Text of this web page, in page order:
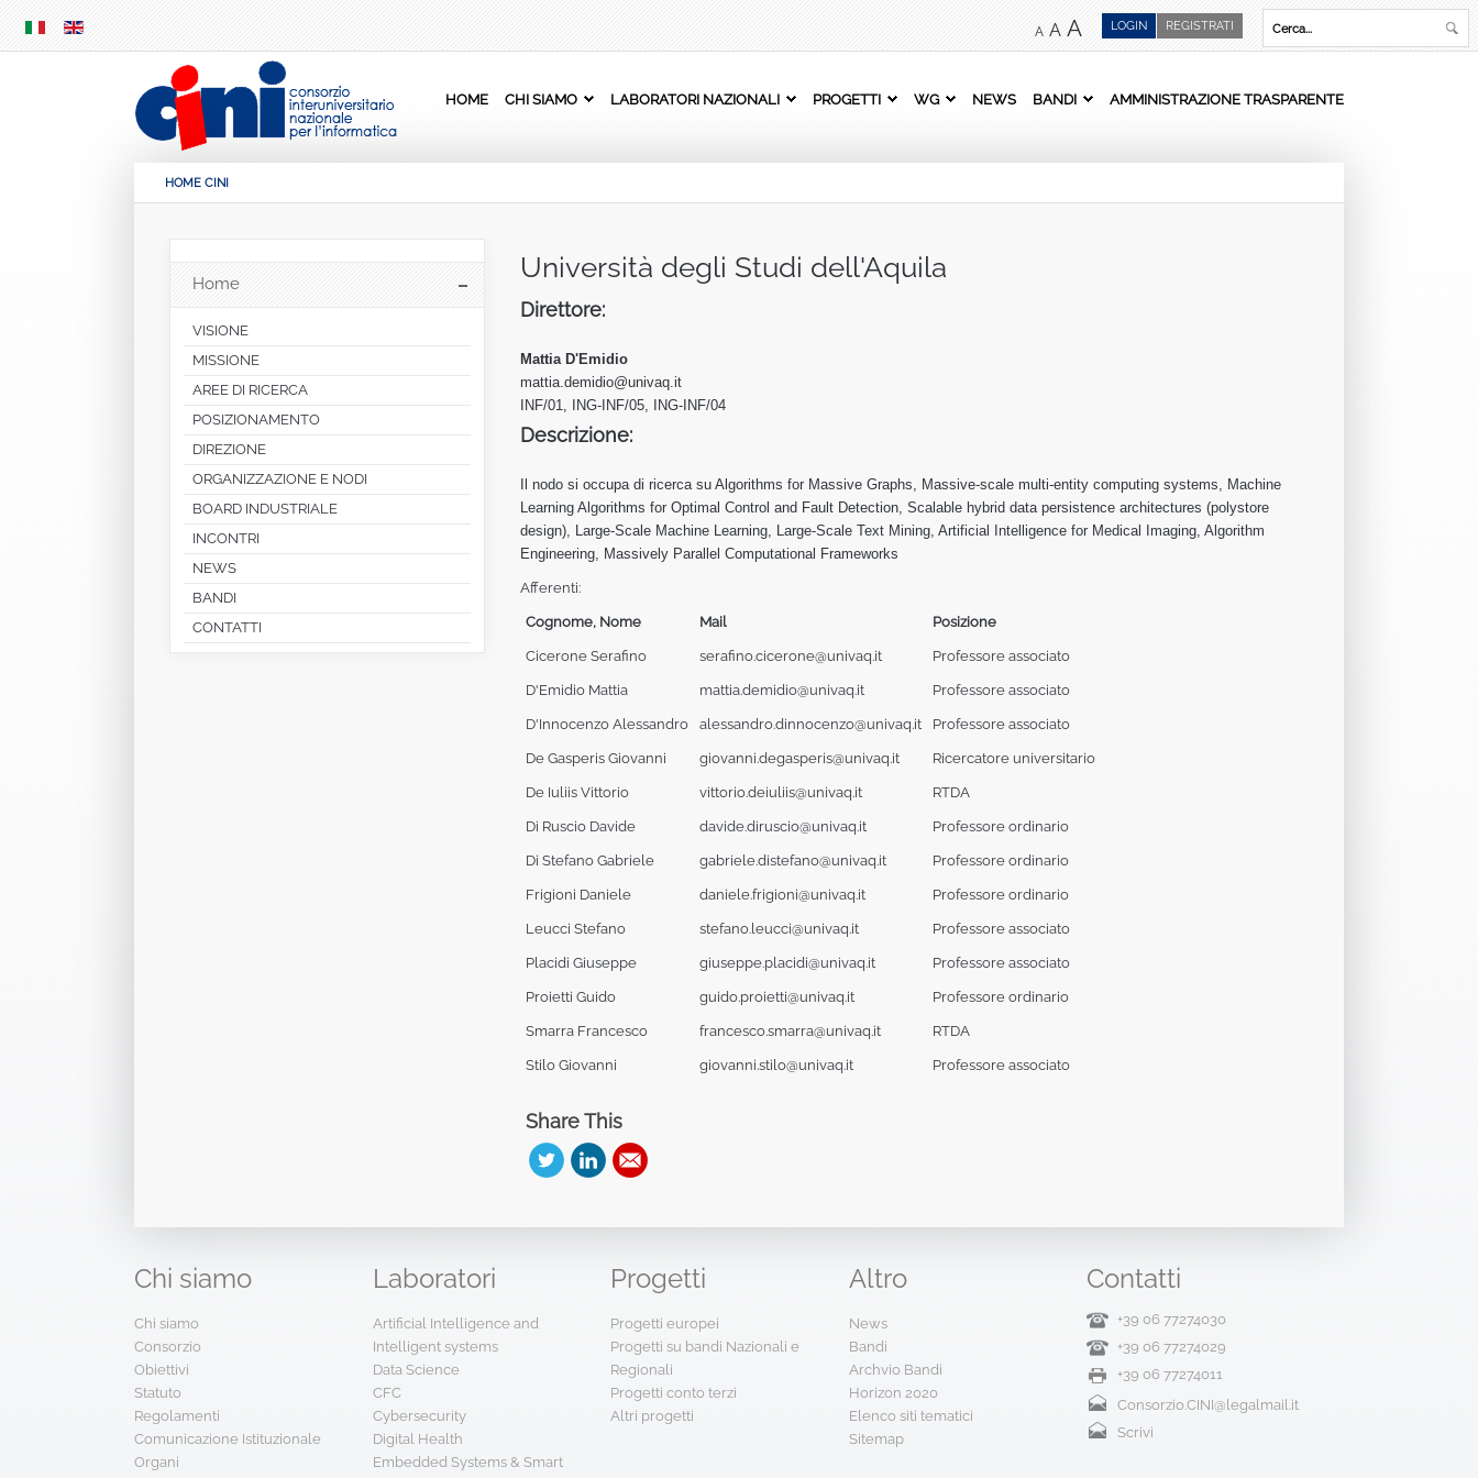
MENU
REGISTRATI
LOGIN
A A A
HOME CHI SIAMO LABORATORI NAZIONALI PROGETTI WG NEWS BANDI AMMINISTRAZIONE TRASPARENTE
HOME CINI
Università degli Studi dell'Aquila
Direttore:
Mattia D'Emidio
mattia.demidio@univaq.it
INF/01, ING-INF/05, ING-INF/04
Descrizione:
Il nodo si occupa di ricerca su Algorithms for Massive Graphs, Massive-scale multi-entity computing systems, Machine
Learning Algorithms for Optimal Control and Fault Detection, Scalable hybrid data persistence architectures (polystore
design), Large-Scale Machine Learning, Large-Scale Text Mining, Artificial Intelligence for Medical Imaging, Algorithm
Engineering, Massively Parallel Computational Frameworks
Afferenti:
Cognome, Nome Mail Posizione
Cicerone Serafino serafino.cicerone@univaq.it Professore associato
D'Emidio Mattia mattia.demidio@univaq.it Professore associato
D'Innocenzo Alessandro alessandro.dinnocenzo@univaq.it Professore associato
De Gasperis Giovanni giovanni.degasperis@univaq.it Ricercatore universitario
De Iuliis Vittorio vittorio.deiuliis@univaq.it RTDA
Di Ruscio Davide davide.diruscio@univaq.it Professore ordinario
Di Stefano Gabriele gabriele.distefano@univaq.it Professore ordinario
Frigioni Daniele daniele.frigioni@univaq.it Professore ordinario
Leucci Stefano stefano.leucci@univaq.it Professore associato
Placidi Giuseppe giuseppe.placidi@univaq.it Professore associato
Proietti Guido guido.proietti@univaq.it Professore ordinario
Smarra Francesco francesco.smarra@univaq.it RTDA
Stilo Giovanni giovanni.stilo@univaq.it Professore associato
Share This
Home
VISIONE
MISSIONE
AREE DI RICERCA
POSIZIONAMENTO
DIREZIONE
ORGANIZZAZIONE E NODI
BOARD INDUSTRIALE
INCONTRI
NEWS
BANDI
CONTATTI
Chi siamo
Chi siamo
Consorzio
Obiettivi
Statuto
Regolamenti
Comunicazione Istituzionale
Organi
Laboratori
Artificial Intelligence and
Intelligent systems
Data Science
CFC
Cybersecurity
Digital Health
Embedded Systems & Smart
Progetti
Progetti europei
Progetti su bandi Nazionali e
Regionali
Progetti conto terzi
Altri progetti
Altro
News
Bandi
Archvio Bandi
Horizon 2020
Elenco siti tematici
Sitemap
Contatti
+39 06 77274030
+39 06 77274029
+39 06 77274011
Consorzio.CINI@legalmail.it
Scrivi